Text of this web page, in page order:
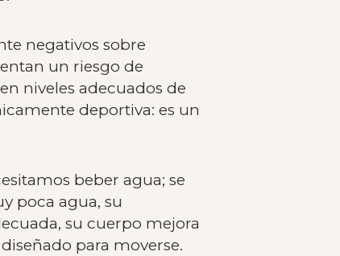
negativos sobre
un riesgo de
niveles adecuados de
deportiva: es un
beber agua; se
poca agua, su
su cuerpo mejora
para moverse.